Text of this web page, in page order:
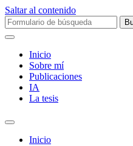
Saltar al contenido
Buscar:
Inicio
Sobre mí­
Publicaciones
IA
La tesis
Alternar
Inicio